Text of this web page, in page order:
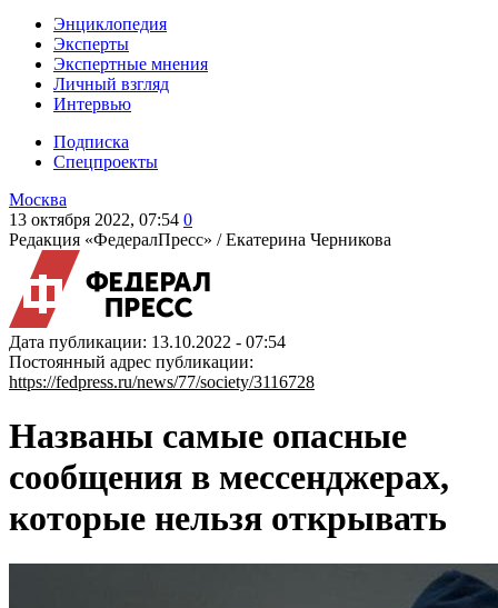
Энциклопедия
Эксперты
Экспертные мнения
Личный взгляд
Интервью
Подписка
Спецпроекты
Москва
13 октября 2022, 07:54 0
Редакция «ФедералПресс» /Екатерина Черникова
Дата публикации: 13.10.2022 - 07:54
Постоянный адрес публикации:
https://fedpress.ru/news/77/society/3116728
Названы самые опасные
сообщения в мессенджерах,
которые нельзя открывать